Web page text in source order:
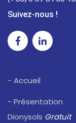
Suivez-nous !
- Accueil
- Présentation
Dionysols Gratuit